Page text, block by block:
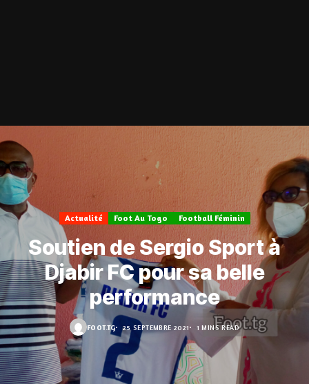
Actualité Foot Au Togo Football Féminin
Soutien de Sergio Sport à
Djabir FC pour sa belle
performance
FOOT.TG 25 SEPTEMBRE 2021 1 MINS READ